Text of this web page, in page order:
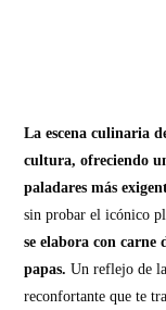
La escena culinaria
cultura, ofreciendo
paladares más
sin probar el icónico
se elabora con carne
papas. Un reflejo de
reconfortante que te